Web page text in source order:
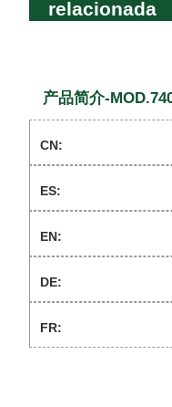
relacionada
产品简介-